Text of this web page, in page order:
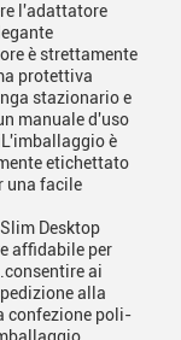
l'adattatore
è strettamente
protettiva
stazionario e
manuale d'uso
è
etichettato
una facile
Desktop
affidabile per
ai
alla
confezione poli-